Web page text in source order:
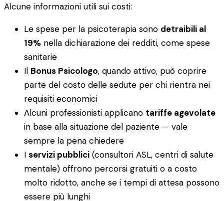
Alcune informazioni utili sui costi:
Le spese per la psicoterapia sono detraibili al
19% nella dichiarazione dei redditi, come spese
sanitarie
Il Bonus Psicologo, quando attivo, può coprire
parte del costo delle sedute per chi rientra nei
requisiti economici
Alcuni professionisti applicano tariffe agevolate
in base alla situazione del paziente — vale
sempre la pena chiedere
I servizi pubblici (consultori ASL, centri di salute
mentale) offrono percorsi gratuiti o a costo
molto ridotto, anche se i tempi di attesa possono
essere più lunghi